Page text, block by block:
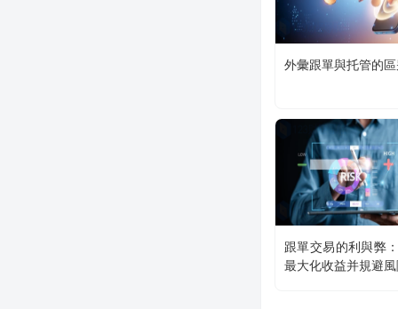
外彙跟單與托管的
跟單交易的利與弊
最大化收益并規避